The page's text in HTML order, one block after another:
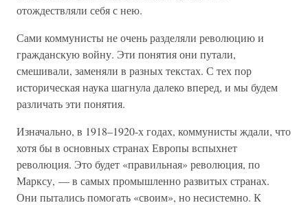
отождествляли себя с нею.
Сами коммунисты не очень разделяли революцию и
гражданскую войну. Эти понятия они путали,
смешивали, заменяли в разных текстах. С тех пор
историческая наука шагнула далеко вперед, и мы будем
различать эти понятия.
Изначально, в 1918–1920-х годах, коммунисты ждали, что
хотя бы в основных странах Европы вспыхнет
революция. Это будет «правильная» революция, по
Марксу, — в самых промышленно развитых странах.
Они пытались помогать «своим», но несистемно. К